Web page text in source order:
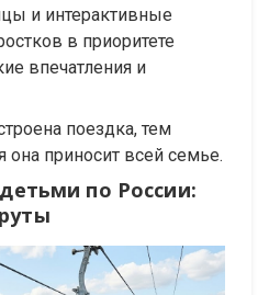
и интерактивные
в приоритете
впечатления и
поездка, тем
приносит всей семье.
по России: